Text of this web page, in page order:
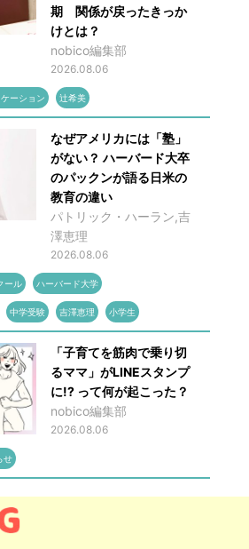
期 関係が戻ったきっか
けとは？
nobico編集部
2026.08.06
ーション 辻希美
なぜアメリカには「塾」
がない？ ハーバード大卒
のパックンが語る日米の
教育の違い
パトリック・ハーラン,吉
澤恵理
2026.08.06
ール ハーバード大学
中学受験 吉澤恵理 小学生
「子育てを筋肉で乗り切
るママ」がLINEスタンプ
に!? って何が起こった？
nobico編集部
2026.08.06
せ